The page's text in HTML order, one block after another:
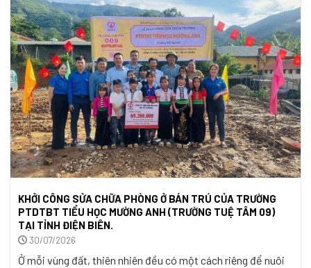
KHỞI CÔNG SỬA CHỮA PHÒNG Ở BÁN TRÚ CỦA TRƯỜNG
PTDTBT TIỂU HỌC MƯỜNG ANH (TRƯỜNG TUỆ TÂM 09)
TẠI TỈNH ĐIỆN BIÊN.
30/07/2026
Ở mỗi vùng đất, thiên nhiên đều có một cách riêng để nuôi